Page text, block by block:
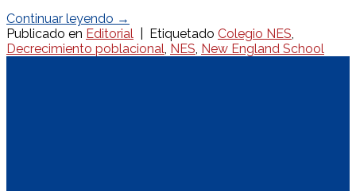
Continuar leyendo →
Publicado en Editorial Etiquetado Colegio NES,
Decrecimiento poblacional, NES, New England School